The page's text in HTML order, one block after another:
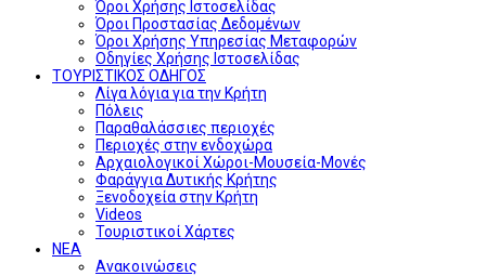
Όροι Χρήσης Ιστοσελίδας
Όροι Προστασίας Δεδομένων
Όροι Χρήσης Υπηρεσίας Μεταφορών
Οδηγίες Χρήσης Ιστοσελίδας
ΤΟΥΡΙΣΤΙΚΟΣ ΟΔΗΓΟΣ
Λίγα λόγια για την Κρήτη
Πόλεις
Παραθαλάσσιες περιοχές
Περιοχές στην ενδοχώρα
Αρχαιολογικοί Χώροι-Μουσεία-Μονές
Φαράγγια Δυτικής Κρήτης
Ξενοδοχεία στην Κρήτη
Videos
Τουριστικοί Χάρτες
ΝΕΑ
Ανακοινώσεις